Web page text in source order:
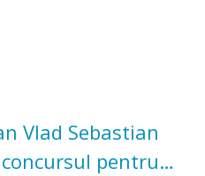
Vlad Sebastian
pentru